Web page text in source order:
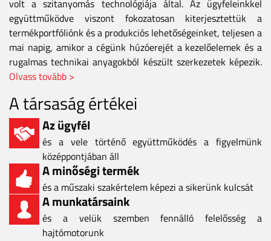
volt a szitanyomás technológiája által. Az ügyfeleinkkel
együttműködve viszont fokozatosan kiterjesztettük a
termékportfóliónk és a produkciós lehetőségeinket, teljesen a
mai napig, amikor a cégünk húzóerejét a kezelőelemek és a
rugalmas technikai anyagokból készült szerkezetek képezik.
Olvass tovább >
A társaság értékei
Az ügyfél
és a vele történő együttműködés a figyelmünk
középpontjában áll
A minőségi termék
és a műszaki szakértelem képezi a sikerünk kulcsát
A munkatársaink
és a velük szemben fennálló felelősség a
hajtómotorunk